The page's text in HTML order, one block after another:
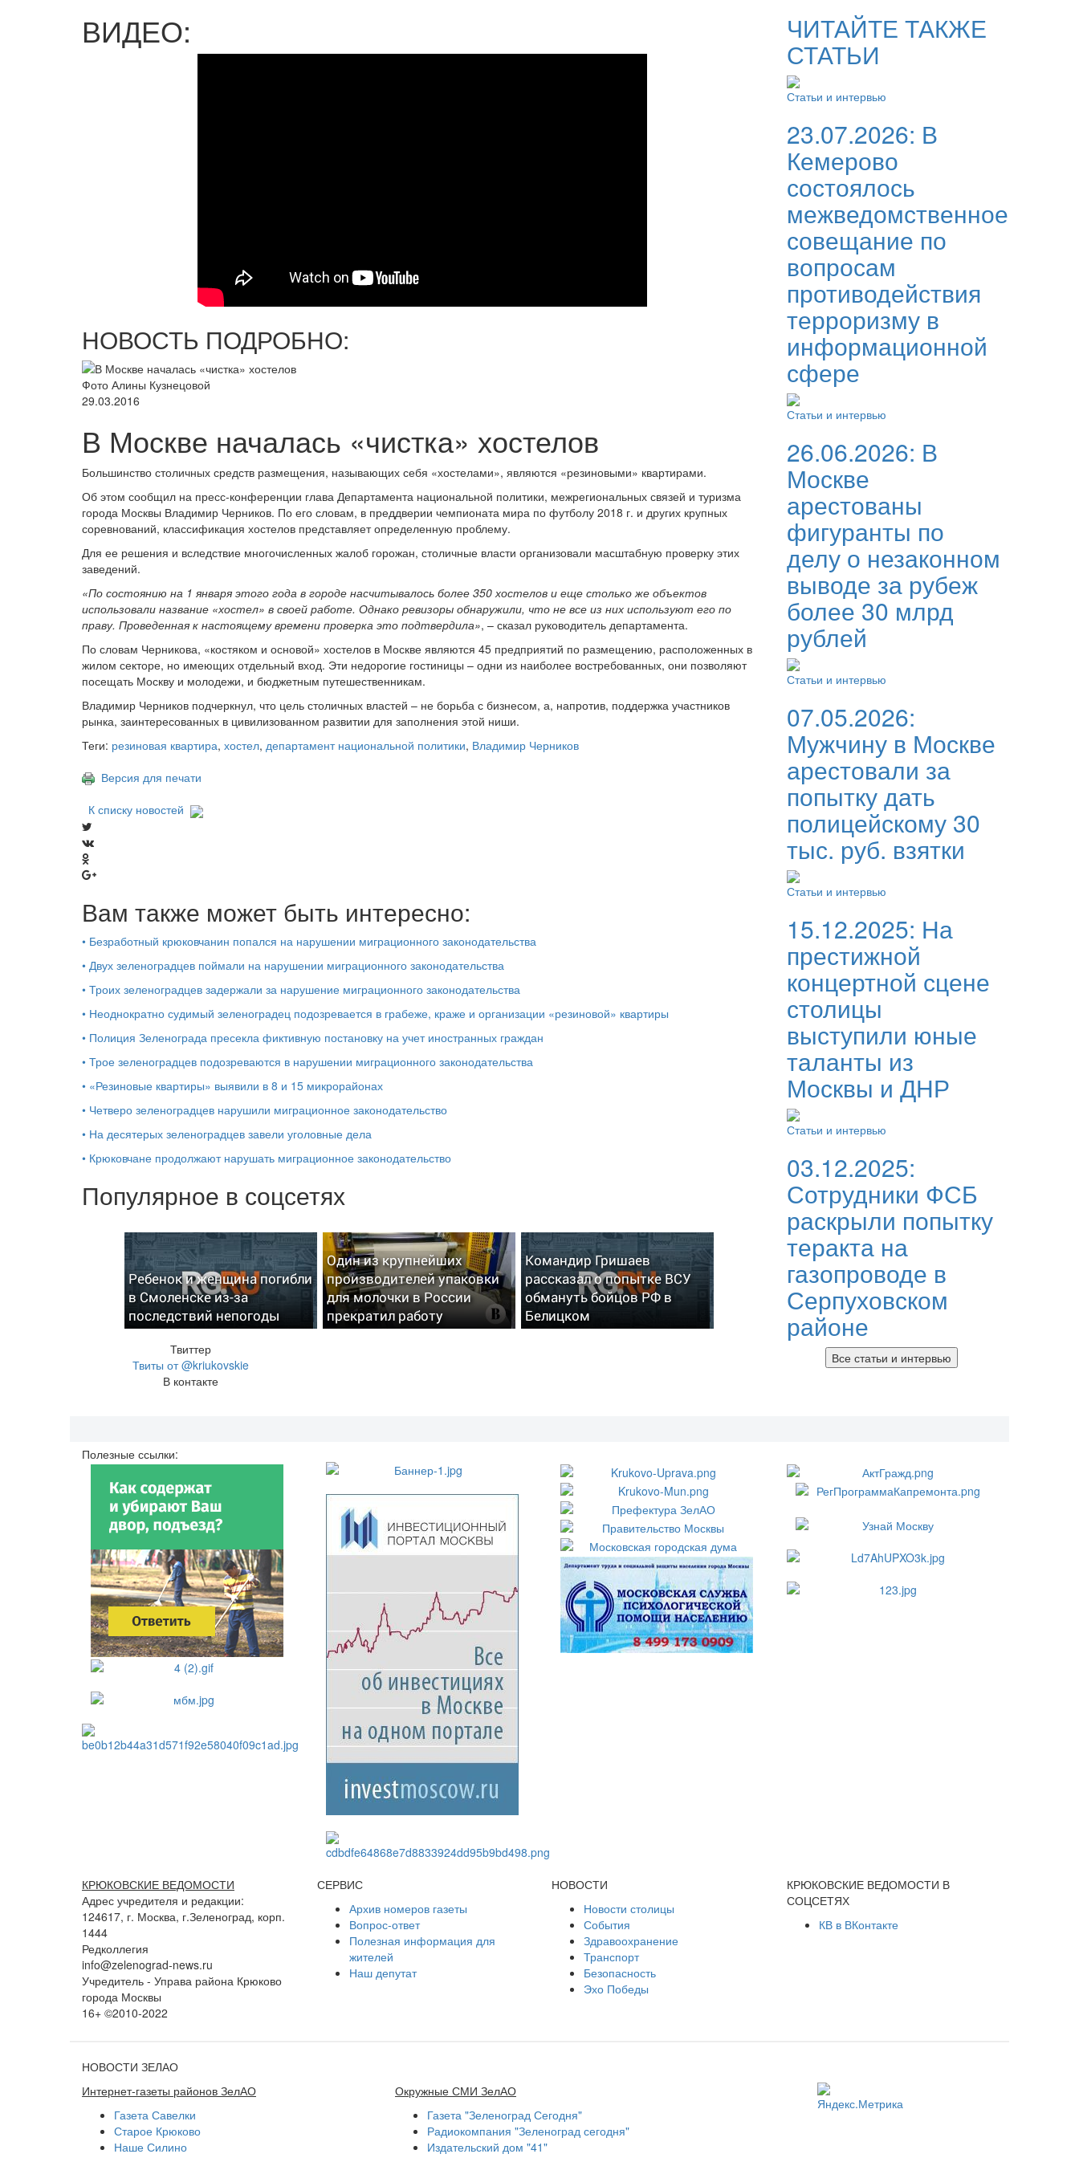
ВИДЕО:
НОВОСТЬ ПОДРОБНО:
Фото Алины Кузнецовой
29.03.2016
В Москве началась «чистка» хостелов
Большинство столичных средств размещения, называющих себя «хостелами», являются «резиновыми» квартирами.
Об этом сообщил на пресс-конференции глава Департамента национальной политики, межрегиональных связей и туризма
города Москвы Владимир Черников. По его словам, в преддверии чемпионата мира по футболу 2018 г. и других крупных
соревнований, классификация хостелов представляет определенную проблему.
Для ее решения и вследствие многочисленных жалоб горожан, столичные власти организовали масштабную проверку этих
заведений.
«По состоянию на 1 января этого года в городе насчитывалось более 350 хостелов и еще столько же объектов
использовали название «хостел» в своей работе. Однако ревизоры обнаружили, что не все из них используют его по
праву. Проведенная к настоящему времени проверка это подтвердила», – сказал руководитель департамента.
По словам Черникова, «костяком и основой» хостелов в Москве являются 45 предприятий по размещению, расположенных в
жилом секторе, но имеющих отдельный вход. Эти недорогие гостиницы – одни из наиболее востребованных, они позволяют
посещать Москву и молодежи, и бюджетным путешественникам.
Владимир Черников подчеркнул, что цель столичных властей – не борьба с бизнесом, а, напротив, поддержка участников
рынка, заинтересованных в цивилизованном развитии для заполнения этой ниши.
Теги: резиновая квартира, хостел, департамент национальной политики, Владимир Черников
Версия для печати
К списку новостей
Вам также может быть интересно:
• Безработный крюковчанин попался на нарушении миграционного законодательства
• Двух зеленоградцев поймали на нарушении миграционного законодательства
• Троих зеленоградцев задержали за нарушение миграционного законодательства
• Неоднократно судимый зеленоградец подозревается в грабеже, краже и организации «резиновой» квартиры
• Полиция Зеленограда пресекла фиктивную постановку на учет иностранных граждан
• Трое зеленоградцев подозреваются в нарушении миграционного законодательства
• «Резиновые квартиры» выявили в 8 и 15 микрорайонах
• Четверо зеленоградцев нарушили миграционное законодательство
• На десятерых зеленоградцев завели уголовные дела
• Крюковчане продолжают нарушать миграционное законодательство
Популярное в соцсетях
Ребенок и женщина погибли
в Смоленске из-за
последствий непогоды
Один из крупнейших
производителей упаковки
для молочки в России
прекратил работу
Командир Гришаев
рассказал о попытке ВСУ
обмануть бойцов РФ в
Белицком
Твиттер
Твиты от @kriukovskie
В контакте
ЧИТАЙТЕ ТАКЖЕ
СТАТЬИ
Статьи и интервью
23.07.2026: В
Кемерово
состоялось
межведомственное
совещание по
вопросам
противодействия
терроризму в
информационной
сфере
Статьи и интервью
26.06.2026: В
Москве
арестованы
фигуранты по
делу о незаконном
выводе за рубеж
более 30 млрд
рублей
Статьи и интервью
07.05.2026:
Мужчину в Москве
арестовали за
попытку дать
полицейскому 30
тыс. руб. взятки
Статьи и интервью
15.12.2025: На
престижной
концертной сцене
столицы
выступили юные
таланты из
Москвы и ДНР
Статьи и интервью
03.12.2025:
Сотрудники ФСБ
раскрыли попытку
теракта на
газопроводе в
Серпуховском
районе
Все статьи и интервью
Полезные ссылки:
КРЮКОВСКИЕ ВЕДОМОСТИ
Адрес учредителя и редакции:
124617, г. Москва, г.Зеленоград, корп.
1444
Редколлегия
info@zelenograd-news.ru
Учредитель - Управа района Крюково
города Москвы
16+ ©2010-2022
СЕРВИС
Архив номеров газеты
Вопрос-ответ
Полезная информация для
жителей
Наш депутат
НОВОСТИ
Новости столицы
События
Здравоохранение
Транспорт
Безопасность
Эхо Победы
КРЮКОВСКИЕ ВЕДОМОСТИ В
СОЦСЕТЯХ
КВ в ВКонтакте
НОВОСТИ ЗЕЛАО
Интернет-газеты районов ЗелАО
Газета Савелки
Старое Крюково
Наше Силино
Окружные СМИ ЗелАО
Газета "Зеленоград Сегодня"
Радиокомпания "Зеленоград сегодня"
Издательский дом "41"